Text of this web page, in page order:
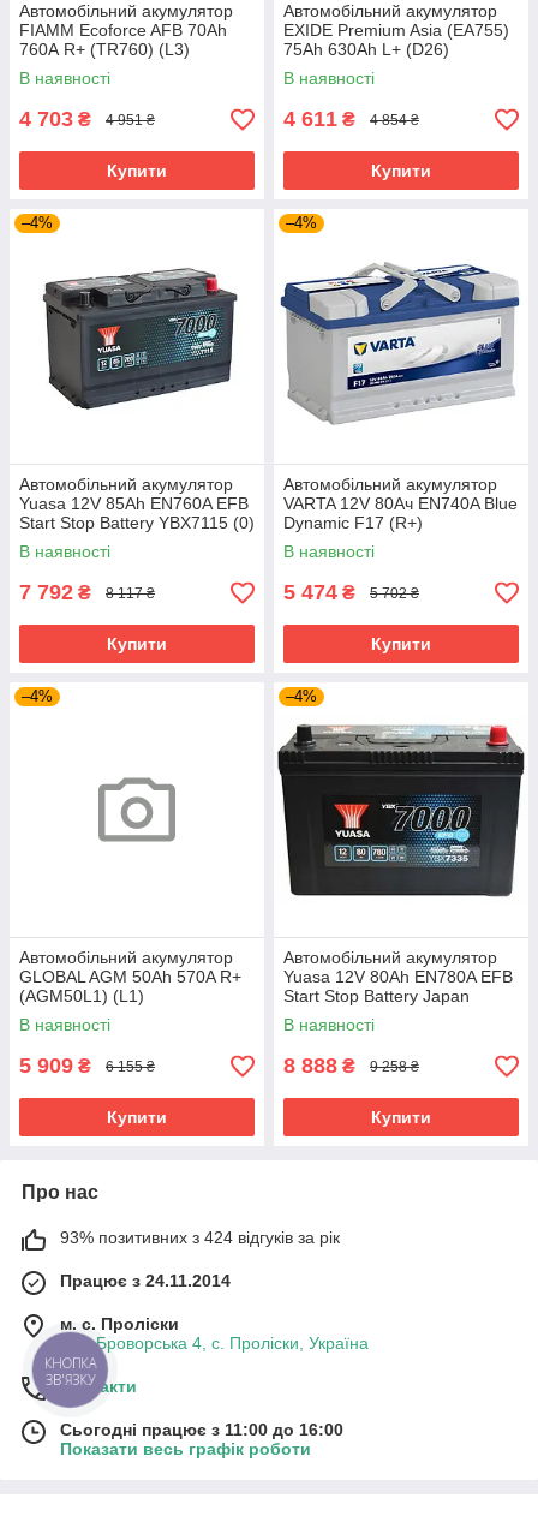
Автомобільний акумулятор
FIAMM Ecoforce AFB 70Аh
760А R+ (TR760) (L3)
В наявності
4 703 ₴ 4 951 ₴
Купити
Автомобільний акумулятор
EXIDE Premium Asia (EA755)
75Аh 630Ah L+ (D26)
В наявності
4 611 ₴ 4 854 ₴
Купити
–4%
Автомобільний акумулятор
Yuasa 12V 85Ah EN760A EFB
Start Stop Battery YBX7115 (0)
В наявності
7 792 ₴ 8 117 ₴
Купити
–4%
Автомобільний акумулятор
VARTA 12V 80Ач EN740A Blue
Dynamic F17 (R+)
В наявності
5 474 ₴ 5 702 ₴
Купити
–4%
Автомобільний акумулятор
GLOBAL AGM 50Ah 570A R+
(AGM50L1) (L1)
В наявності
5 909 ₴ 6 155 ₴
Купити
–4%
Автомобільний акумулятор
Yuasa 12V 80Ah EN780A EFB
Start Stop Battery Japan
YBX7335 (0)
В наявності
8 888 ₴ 9 258 ₴
Купити
Про нас
93% позитивних з 424 відгуків за рік
Працює з 24.11.2014
м. с. Проліски
вул. Броворська 4, с. Проліски, Україна
Контакти
Сьогодні працює з 11:00 до 16:00
Показати весь графік роботи
КНОПКА
ЗВ'ЯЗКУ